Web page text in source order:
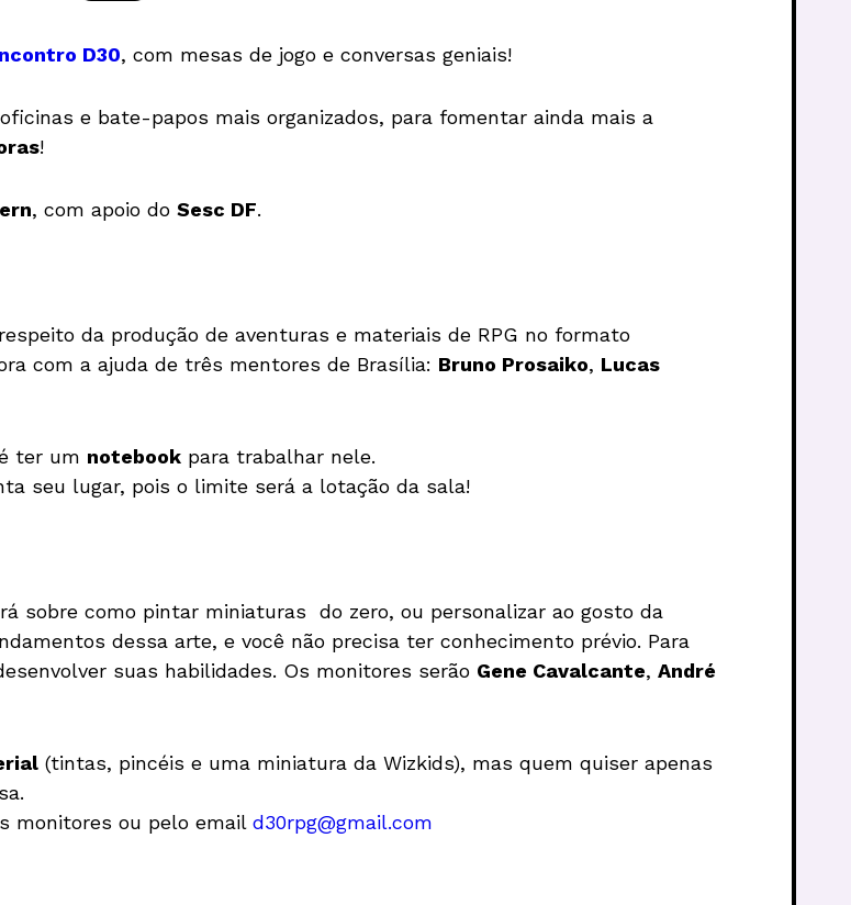
D30, com mesas de jogo e conversas geniais!
e bate-papos mais organizados, para fomentar ainda mais a
!
, com apoio do Sesc DF.
da produção de aventuras e materiais de RPG no formato
com a ajuda de três mentores de Brasília: Bruno Prosaiko, Lucas
ter um notebook para trabalhar nele.
seu lugar, pois o limite será a lotação da sala!
sobre como pintar miniaturas do zero, ou personalizar ao gosto da
dessa arte, e você não precisa ter conhecimento prévio. Para
suas habilidades. Os monitores serão Gene Cavalcante, André
(tintas, pincéis e uma miniatura da Wizkids), mas quem quiser apenas
monitores ou pelo email d30rpg@gmail.com